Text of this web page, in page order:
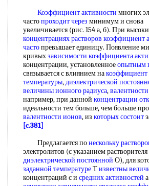
Коэффициент активности многих
частопроходит через минимум и снова
увеличивается (рис. 154 а, б). При
концентрациях растворов коэффициент
частопревышает единицу. Появление
кривыхзависимости коэффициента
концентрации, установленноеопытным
связывается с влиянием накоэффициент
температуры,диэлектрической
величины ионного радиуса,
например, при данной концентрации
идеальности тем больше, чем больше
валентности ионов, из которых состоит
[c.381]
Предлагается понескольку
электролитов (с указанием растворителя
диэлектрической постоянной О), для
заданной температуреТизвестны
концентраций с и средних активностей